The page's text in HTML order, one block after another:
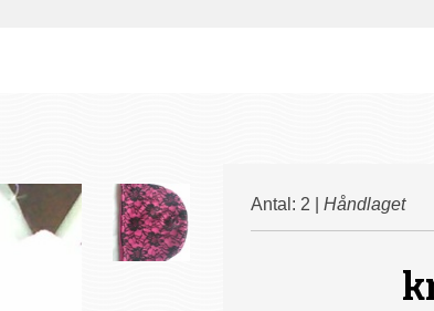
Antal: 2 | Håndlaget